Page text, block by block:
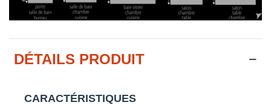
DÉTAILS PRODUIT
CARACTÉRISTIQUES